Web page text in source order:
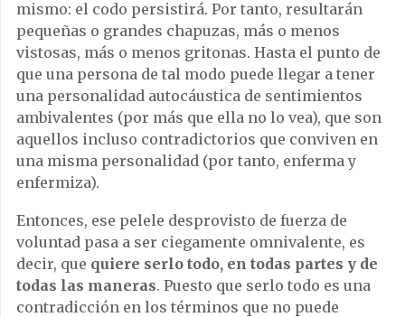
mismo: el codo persistirá. Por tanto, resultarán
pequeñas o grandes chapuzas, más o menos
vistosas, más o menos gritonas. Hasta el punto de
que una persona de tal modo puede llegar a tener
una personalidad autocáustica de sentimientos
ambivalentes (por más que ella no lo vea), que son
aquellos incluso contradictorios que conviven en
una misma personalidad (por tanto, enferma y
enfermiza).
Entonces, ese pelele desprovisto de fuerza de
voluntad pasa a ser ciegamente omnivalente, es
decir, que quiere serlo todo, en todas partes y de
todas las maneras. Puesto que serlo todo es una
contradicción en los términos que no puede